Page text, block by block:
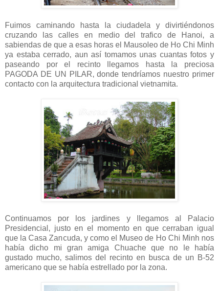
Fuimos caminando hasta la ciudadela y divirtiéndonos
cruzando las calles en medio del trafico de Hanoi, a
sabiendas de que a esas horas el Mausoleo de Ho Chi Minh
ya estaba cerrado, aun así tomamos unas cuantas fotos y
paseando por el recinto llegamos hasta la preciosa
PAGODA DE UN PILAR, donde tendríamos nuestro primer
contacto con la arquitectura tradicional vietnamita.
Continuamos por los jardines y llegamos al Palacio
Presidencial, justo en el momento en que cerraban igual
que la Casa Zancuda, y como el Museo de Ho Chi Minh nos
había dicho mi gran amiga Chuache que no le había
gustado mucho, salimos del recinto en busca de un B-52
americano que se había estrellado por la zona.